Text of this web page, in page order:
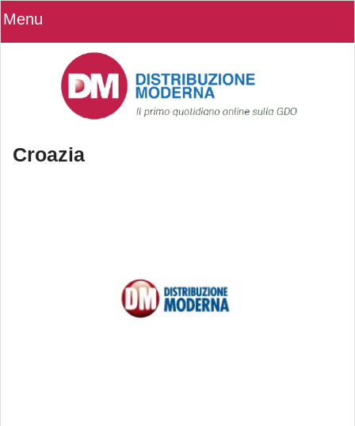
Menu
Croazia